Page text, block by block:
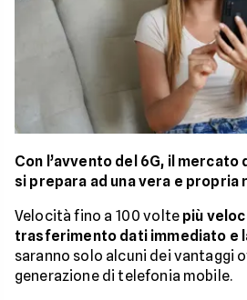
Con l’avvento del 6G, il
si prepara ad una vera e propria
Velocità fino a 100 volte più
trasferimento dati immediato e
saranno solo alcuni dei vantaggi
generazione di telefonia mobile.